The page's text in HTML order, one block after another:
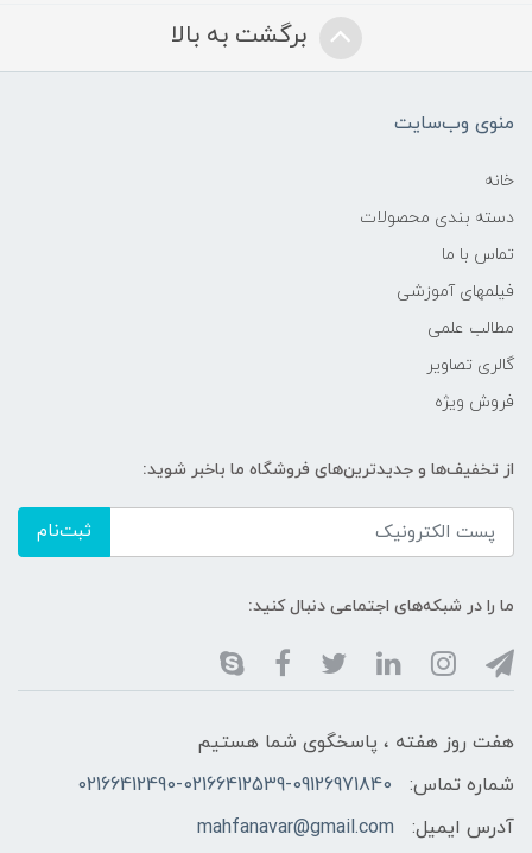
برگشت به بالا
منوی وب‌سایت
خانه
دسته بندی محصولات
تماس با ما
فیلمهای آموزشی
مطالب علمی
گالری تصاویر
فروش ویژه
از تخفیف‌ها و جدیدترین‌های فروشگاه ما باخبر شوید:
ثبت‌نام
ما را در شبکه‌های اجتماعی دنبال کنید:
هفت روز هفته ، پاسخگوی شما هستیم
شماره تماس:
02166412490-02166412539-09126971840
آدرس ایمیل:
mahfanavar@gmail.com